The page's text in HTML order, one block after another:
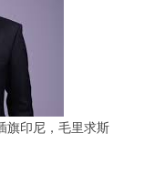
旗印尼，毛里求斯